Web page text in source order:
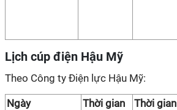
Lịch cúp điện Hậu Mỹ
Theo Công ty Điện lực Hậu Mỹ:
Ngày
Thời gian
Thời gian